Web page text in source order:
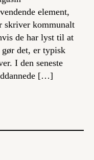
element,
skriver kommunalt
de har lyst til at
gør det, er typisk
I den seneste
[…]